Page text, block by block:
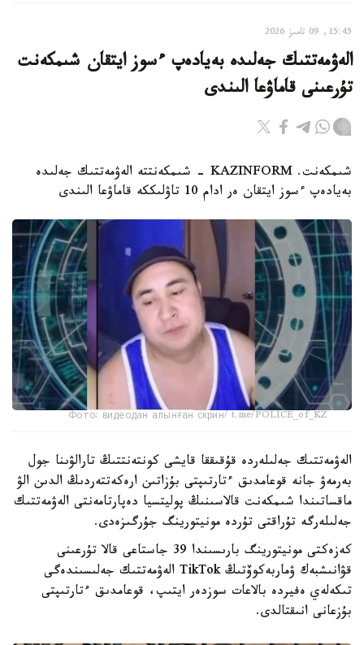
15:45, 09 تامىز 2026
الەۋمەتتىك جەلىدە بەيادەپ ءسوز ايتقان شىمكەنت
تۇرعىنى قاماۋعا الىندى
شىمكەنت. KAZINFORM - شىمكەنتتە الەۋمەتتىك جەلىدە
بەيادەپ ءسوز ايتقان ەر ادام 10 تاۋلىككە قاماۋعا الىندى
Фото: видеодан алынған скрин/ t.me/POLICE_of_KZ
الەۋمەتتىك جەلىلەردە قۇقىققا قايشى كونتەنتتىڭ تارالۋىنا جول
بەرمەۋ جانە قوعامدىق ءتارتىپتى بۇزاتىن ارەكەتتەردىڭ الدىن الۋ
ماقساتىندا شىمكەنت قالاسىنىڭ پوليتسيا دەپارتامەنتى الەۋمەتتىك
جەلىلەرگە تۇراقتى تۇردە مونيتورينگ جۇرگىزەدى.
كەزەكتى مونيتورينگ بارىسىندا 39 جاستاعى قالا تۇرعىنى
قۋانىشبەك ۋماربەكوۆتىڭ TikTok الەۋمەتتىك جەلىسىندەگى
تىكەلەي ەفيردە بالاعات سوزدەر ايتىپ، قوعامدىق ءتارتىپتى
بۇزعانى انىقتالدى.